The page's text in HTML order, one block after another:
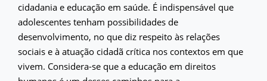
cidadania e educação em saúde. É indispensável que
adolescentes tenham possibilidades de
desenvolvimento, no que diz respeito às relações
sociais e à atuação cidadã crítica nos contextos em que
vivem. Considera-se que a educação em direitos